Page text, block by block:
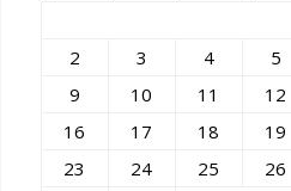
k
2
3 4 5
9
10 11 12
16
17 18 19
23
24 25 26